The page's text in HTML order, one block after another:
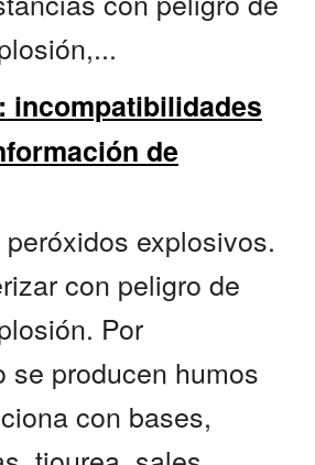
incompatibilidades
de
explosivos.
con peligro de
Por
se producen humos
con bases,